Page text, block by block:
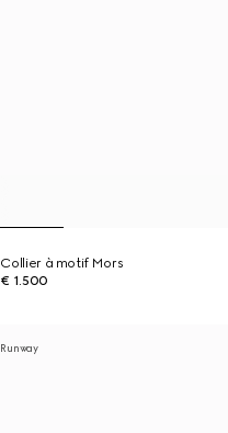
Collier à motif Mors
€ 1.500
Runway